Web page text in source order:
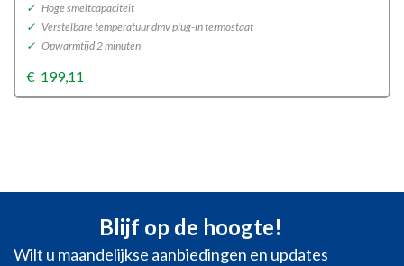
✓ Hoge smeltcapaciteit
✓ Verstelbare temperatuur dmv plug-in termostaat
✓ Opwarmtijd 2 minuten
€ 199,11
Blijf op de hoogte!
Wilt u maandelijkse aanbiedingen en updates